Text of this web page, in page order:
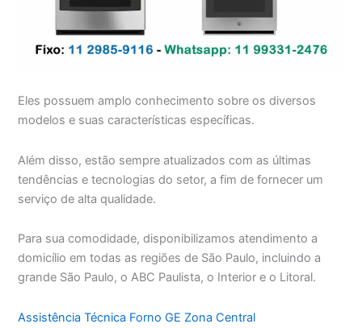
Eles possuem amplo conhecimento sobre os diversos
modelos e suas características específicas.
Além disso, estão sempre atualizados com as últimas
tendências e tecnologias do setor, a fim de fornecer um
serviço de alta qualidade.
Para sua comodidade, disponibilizamos atendimento a
domicílio em todas as regiões de São Paulo, incluindo a
grande São Paulo, o ABC Paulista, o Interior e o Litoral.
Assistência Técnica Forno GE Zona Central